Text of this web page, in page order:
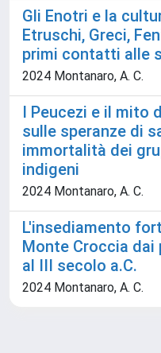
Gli Enotri e la
Etruschi, Greci,
primi contatti alle
2024 Montanaro, A. C.
I Peucezi e il mito
sulle speranze di
immortalità dei
indigeni
2024 Montanaro, A. C.
L'insediamento
Monte Croccia
al III secolo a.C.
2024 Montanaro, A. C.